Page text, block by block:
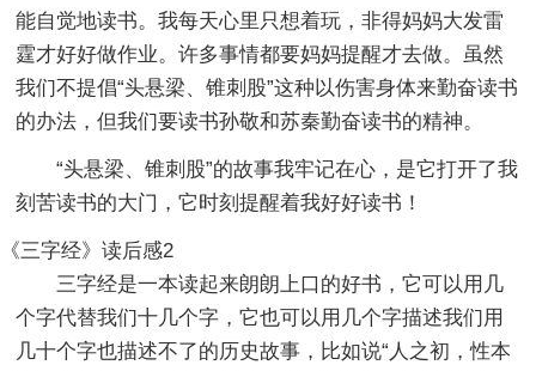
能自觉地读书。我每天心里只想着玩，非得妈妈大发雷
霆才好好做作业。许多事情都要妈妈提醒才去做。虽然
我们不提倡“头悬梁、锥刺股”这种以伤害身体来勤奋读书
的办法，但我们要读书孙敬和苏秦勤奋读书的精神。
“头悬梁、锥刺股”的故事我牢记在心，是它打开了我
刻苦读书的大门，它时刻提醒着我好好读书！
《三字经》读后感2
三字经是一本读起来朗朗上口的好书，它可以用几
个字代替我们十几个字，它也可以用几个字描述我们用
几十个字也描述不了的历史故事，比如说“人之初，性本